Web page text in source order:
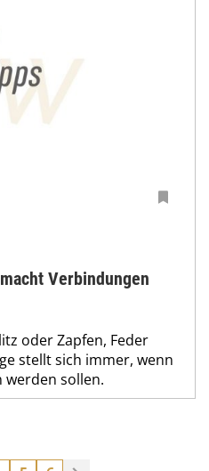
Verbindungen
oder Zapfen, Feder
stellt sich immer, wenn
werden sollen.